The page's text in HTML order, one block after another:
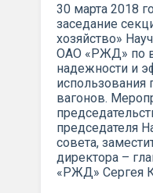
30 марта 2018
заседание
хозяйство»
ОАО «РЖД» по
надежности и
использования
вагонов.
председателя
совета,
директора –
«РЖД» Сергея